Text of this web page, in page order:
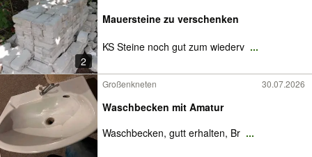
2
Mauersteine zu verschenken
KS Steine noch gut zum wiederv ...
Großenkneten 30.07.2026
Waschbecken mit Amatur
Waschbecken, gutt erhalten, Br ...